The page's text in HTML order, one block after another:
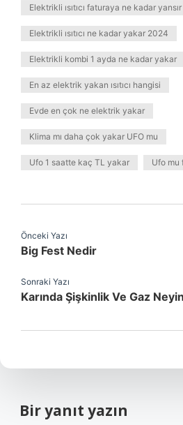
Elektrikli ısıtıcı faturaya ne kadar yansır
Elektrikli ısıtıcı ne kadar yakar 2024
Elektrikli kombi 1 ayda ne kadar yakar
En az elektrik yakan ısıtıcı hangisi
Evde en çok ne elektrik yakar
Klima mı daha çok yakar UFO mu
Ufo 1 saatte kaç TL yakar Ufo mu
Önceki Yazı
Big Fest Nedir
Sonraki Yazı
Karında Şişkinlik Ve Gaz
Bir yanıt yazın